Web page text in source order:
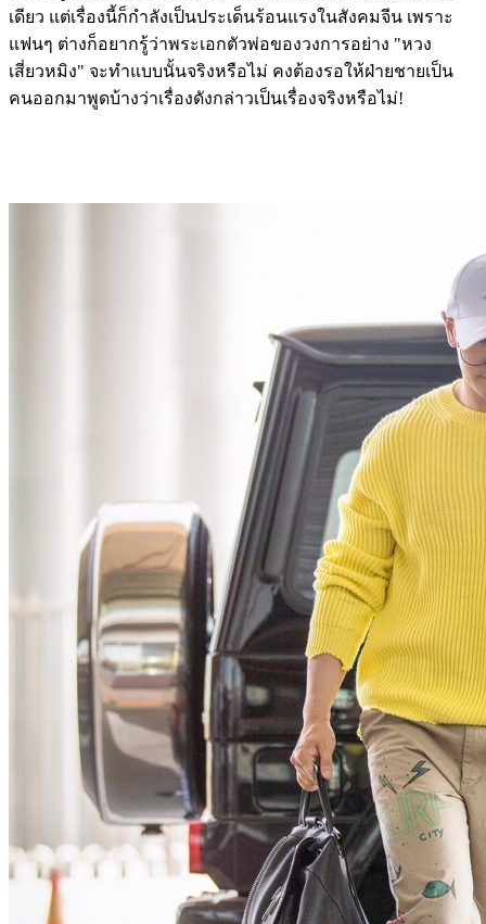
เดียว แต่เรื่องนี้ก็กำลังเป็นประเด็นร้อนแรงในสังคมจีน เพราะ
แฟนๆ ต่างก็อยากรู้ว่าพระเอกตัวพ่อของวงการอย่าง "หวง
เสี่ยวหมิง" จะทำแบบนั้นจริงหรือไม่ คงต้องรอให้ฝ่ายชายเป็น
คนออกมาพูดบ้างว่าเรื่องดังกล่าวเป็นเรื่องจริงหรือไม่!